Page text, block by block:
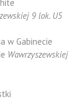
9 lok. U5
w Gabinecie
Wawrzyszewskiej